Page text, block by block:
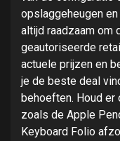
opslaggeheugen
altijd raadzaam
geautoriseerde
actuele prijzen en
je de beste deal
behoeften. Houd
zoals de Apple
Keyboard Folio